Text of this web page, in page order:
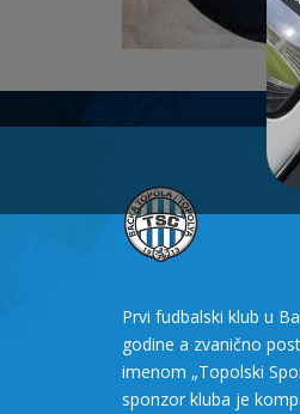
Prvi fudbalski klub u
godine a zvanično
imenom „Topolski
sponzor kluba je